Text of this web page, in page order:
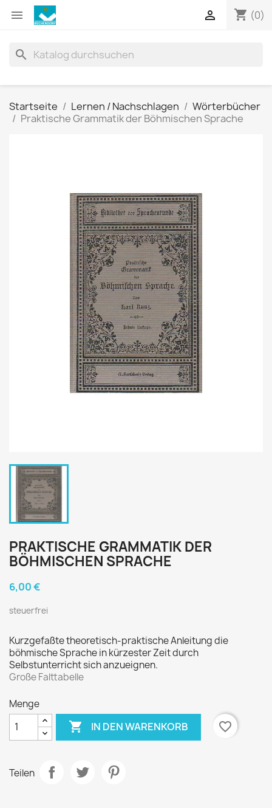
 shopping_cart (0)

search
Startseite Lernen / Nachschlagen
Wörterbücher
Praktische Grammatik der Böhmischen Sprache
PRAKTISCHE GRAMMATIK DER
BÖHMISCHEN SPRACHE
6,00 €
steuerfrei
Kurzgefaßte theoretisch-praktische Anleitung die
böhmische Sprache in kürzester Zeit durch
Selbstunterricht sich anzueignen.
Große Falttabelle
Menge
 IN DEN WARENKORB favorite_border
Teilen